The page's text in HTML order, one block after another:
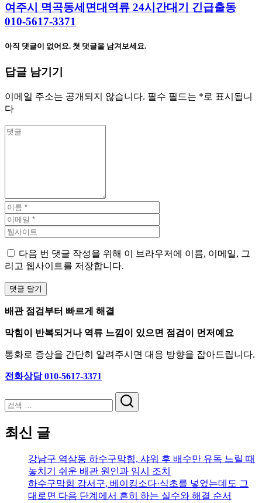
여주시 멱곡동세면대역류 24시간대기 긴급출동
010-5617-3371
아직 댓글이 없어요. 첫 댓글을 남겨보세요.
답글 남기기
이메일 주소는 공개되지 않습니다. 필수 필드는 *로 표시됩니
다
다음 번 댓글 작성을 위해 이 브라우저에 이름, 이메일, 그
리고 웹사이트를 저장합니다.
배관 점검부터 빠르게 해결
막힘이 반복되거나 역류 느낌이 있으면 점검이 먼저예요
통화로 증상을 간단히 알려주시면 대응 방향을 잡아드립니다.
전화상담 010-5617-3371
검
최신 글
강남구 역삼동 하수구막힘, 샤워 후 배수만 유독 느릴 때
놓치기 쉬운 배관 원인과 임시 조치
하수구막힘 강서구, 베이킹소다·식초를 넣었는데도 그
대로면 다음 단계에서 흔히 하는 실수와 해결 순서